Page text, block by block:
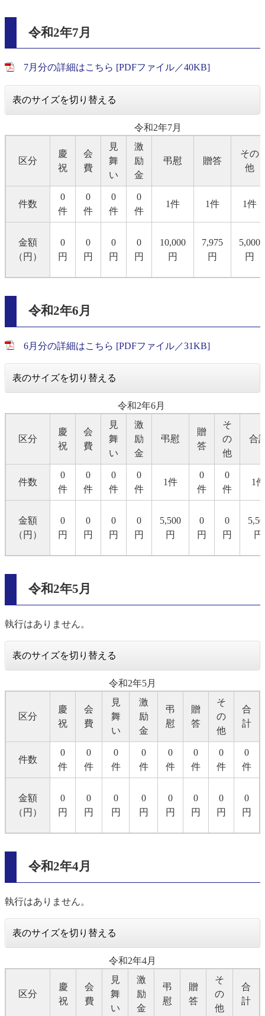
令和2年7月
7月分の詳細はこちら [PDFファイル／40KB]
表のサイズを切り替える
令和2年7月
区分
慶
祝
会
費
見
舞
い
激
励
金
弔慰 贈答
その
他
件数
0
件
0
件
0
件
0
件
1件 1件 1件
金額
（円）
0
円
0
円
0
円
0
円
10,000
円
7,975
円
5,000
円
令和2年6月
6月分の詳細はこちら [PDFファイル／31KB]
表のサイズを切り替える
令和2年6月
区分
慶
祝
会
費
見
舞
い
激
励
金
弔慰
贈
答
そ
の
他
合
件数
0
件
0
件
0
件
0
件
1件
0
件
0
件
1件
金額
（円）
0
円
0
円
0
円
0
円
5,500
円
0
円
0
円
円
令和2年5月
執行はありません。
表のサイズを切り替える
令和2年5月
区分
慶
祝
会
費
見
舞
い
激
励
金
弔
慰
贈
答
そ
の
他
合
計
件数
0
件
0
件
0
件
0
件
0
件
0
件
0
件
0
件
金額
（円）
0
円
0
円
0
円
0
円
0
円
0
円
0
円
0
円
令和2年4月
執行はありません。
表のサイズを切り替える
令和2年4月
区分
慶
祝
会
費
見
舞
い
激
励
金
弔
慰
贈
答
そ
の
他
合
計